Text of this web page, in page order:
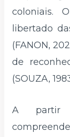
coloniais.
libertado
(FANON,
de
(SOUZA,
A partir